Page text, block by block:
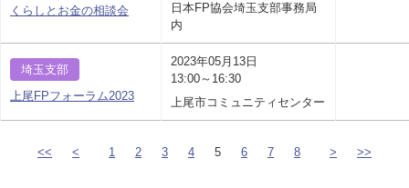
くらしとお金の相談会
日本FP協会埼玉支部事務局
内
埼玉支部
上尾FPフォーラム2023
2023年05月13日
13:00～16:30
上尾市コミュニティセンター
<< < 1 2 3 4 5 6 7 8 > >>